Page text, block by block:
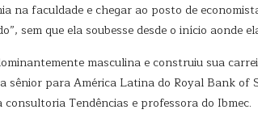
na faculdade e chegar ao posto de
sem que ela soubesse desde o início aonde
masculina e construiu sua
sênior para América Latina do Royal Bank
Tendências e professora do Ibmec.